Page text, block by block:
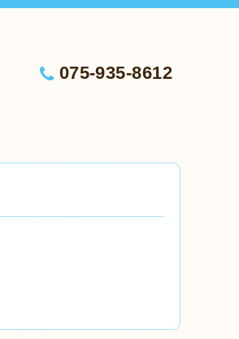
075-935-8612